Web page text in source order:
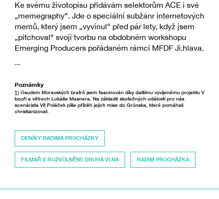
Ke svému životopisu přidávám selektorům ACE i své
„memegraphy“. Jde o speciální subžánr internetových
memů, který jsem „vyvinul“ před pár lety, když jsem
„pitchoval“ svoji tvorbu na obdobném workshopu
Emerging Producers pořádaném rámci MFDF Ji.hlava.
---
Poznámky
1) Osudem Moravských bratrů jsem fascinován díky dalšímu vyvíjenému projektu V
bouři a větrech Lukáše Masnera. Na základě skutečných událostí pro nás
scenárista Vít Poláček píše příběh jejich mise do Grónska, které pomáhali
christianizovat.
DENÍKY RADIMA PROCHÁZKY
FILMAŘ V ROZVOLNĚNÍ: DRUHÁ VLNA RADIM PROCHÁZKA